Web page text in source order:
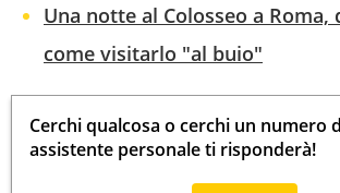
Una notte al Colosseo a Roma,
come visitarlo "al buio"
Cerchi qualcosa o cerchi un numero
assistente personale ti risponderà!